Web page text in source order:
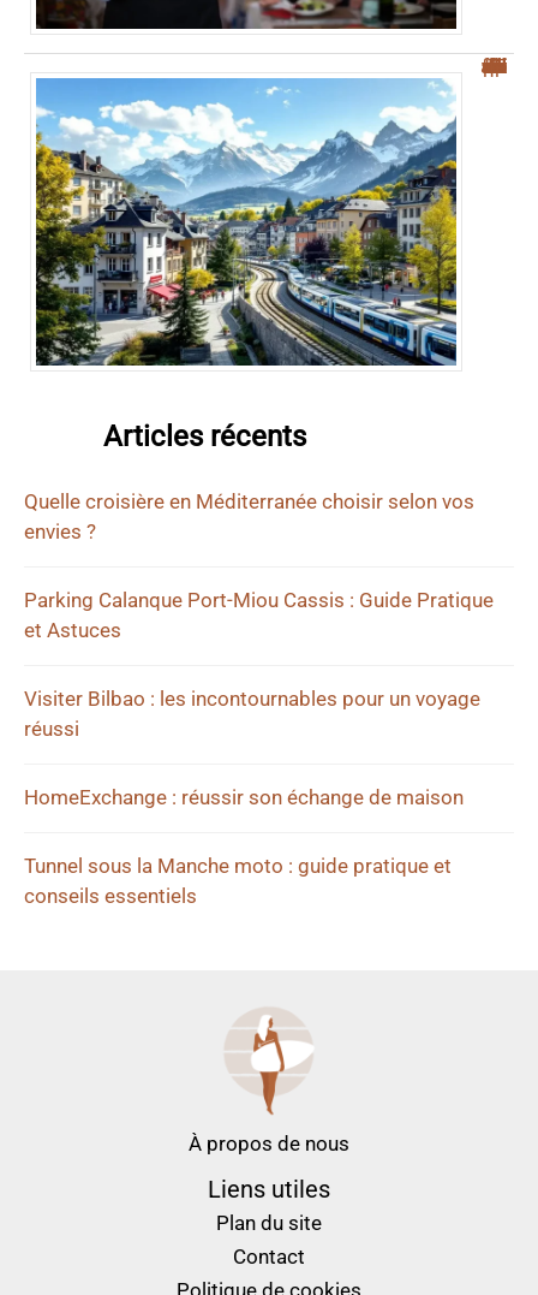
“Top 5 des villes frontières suisses pour une meilleure qualité de vie”
Articles récents
Quelle croisière en Méditerranée choisir selon vos
envies ?
Parking Calanque Port-Miou Cassis : Guide Pratique
et Astuces
Visiter Bilbao : les incontournables pour un voyage
réussi
HomeExchange : réussir son échange de maison
Tunnel sous la Manche moto : guide pratique et
conseils essentiels
À propos de nous
Liens utiles
Plan du site
Contact
Politique de cookies